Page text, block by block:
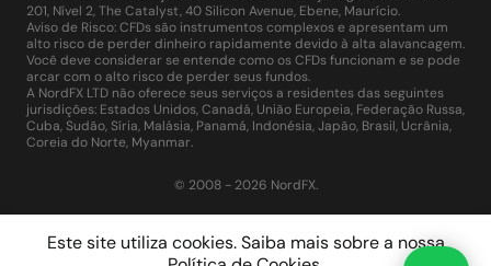
Este site utiliza cookies. Saiba mais sobre a nossa
201, Nível 2, The Catalyst, 40 Silicon Avenue, Ebene, Maurício.
Aviso de Risco: CFDs são instrumentos complexos e apresentam um
alto risco de perder dinheiro rapidamente devido à alta alavancagem.
Você deve considerar se entende como os CFDs funcionam e se pode
arcar com o alto risco de perder seus fundos.
A NordFX LTD não oferece seus serviços a residentes das seguintes
jurisdições: Estados Unidos, Canadá, União Europeia, Federação Russa,
Cuba, Sudão, Síria, Malásia, Panamá, Indonésia, Japão, Brasil, Ucrânia,
Coreia do Norte, Myanmar.
© 2008 - 2026 NordFX.